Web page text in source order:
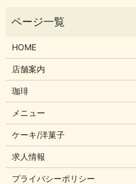
HOME
店舗案内
珈琲
メニュー
ケーキ/洋菓子
求人情報
プライバシーポリシー